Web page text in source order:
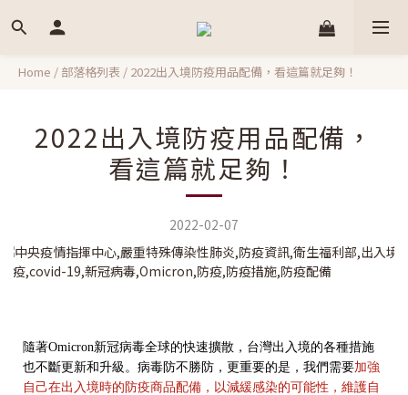
Home / 部落格列表 / 2022出入境防疫用品配備，看這篇就足夠！
2022出入境防疫用品配備，
看這篇就足夠！
2022-02-07
隨著Omicron新冠病毒全球的快速擴散，台灣出入境的各種措施
也不斷更新和升級。病毒防不勝防，更重要的是，我們需要加強
自己在出入境時的防疫商品配備，以減緩感染的可能性，維護自